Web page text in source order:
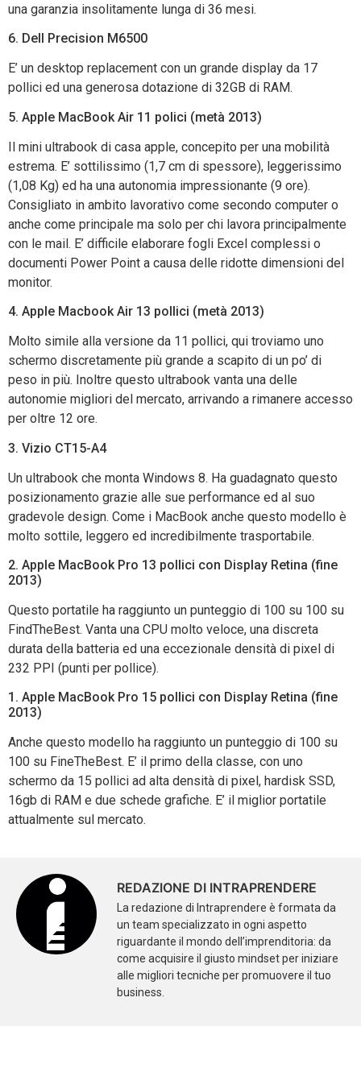
una garanzia insolitamente lunga di 36 mesi.
6. Dell Precision M6500
E’ un desktop replacement con un grande display da 17
pollici ed una generosa dotazione di 32GB di RAM.
5. Apple MacBook Air 11 polici (metà 2013)
Il mini ultrabook di casa apple, concepito per una mobilità
estrema. E’ sottilissimo (1,7 cm di spessore), leggerissimo
(1,08 Kg) ed ha una autonomia impressionante (9 ore).
Consigliato in ambito lavorativo come secondo computer o
anche come principale ma solo per chi lavora principalmente
con le mail. E’ difficile elaborare fogli Excel complessi o
documenti Power Point a causa delle ridotte dimensioni del
monitor.
4. Apple Macbook Air 13 pollici (metà 2013)
Molto simile alla versione da 11 pollici, qui troviamo uno
schermo discretamente più grande a scapito di un po’ di
peso in più. Inoltre questo ultrabook vanta una delle
autonomie migliori del mercato, arrivando a rimanere accesso
per oltre 12 ore.
3. Vizio CT15-A4
Un ultrabook che monta Windows 8. Ha guadagnato questo
posizionamento grazie alle sue performance ed al suo
gradevole design. Come i MacBook anche questo modello è
molto sottile, leggero ed incredibilmente trasportabile.
2. Apple MacBook Pro 13 pollici con Display Retina (fine
2013)
Questo portatile ha raggiunto un punteggio di 100 su 100 su
FindTheBest. Vanta una CPU molto veloce, una discreta
durata della batteria ed una eccezionale densità di pixel di
232 PPI (punti per pollice).
1. Apple MacBook Pro 15 pollici con Display Retina (fine
2013)
Anche questo modello ha raggiunto un punteggio di 100 su
100 su FineTheBest. E’ il primo della classe, con uno
schermo da 15 pollici ad alta densità di pixel, hardisk SSD,
16gb di RAM e due schede grafiche. E’ il miglior portatile
attualmente sul mercato.
REDAZIONE DI INTRAPRENDERE
La redazione di Intraprendere è formata da
un team specializzato in ogni aspetto
riguardante il mondo dell’imprenditoria: da
come acquisire il giusto mindset per iniziare
alle migliori tecniche per promuovere il tuo
business.